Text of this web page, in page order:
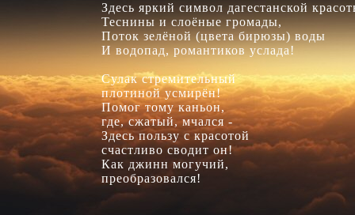
Здесь яркий символ дагестанской
Теснины и слоёные громады,
Поток зелёной (цвета бирюзы) воды
И водопад, романтиков услада!
Сулак стремительный
плотиной усмирён!
Помог тому каньон,
где, сжатый, мчался -
Здесь пользу с красотой
счастливо сводит он!
Как джинн могучий,
преобразовался!